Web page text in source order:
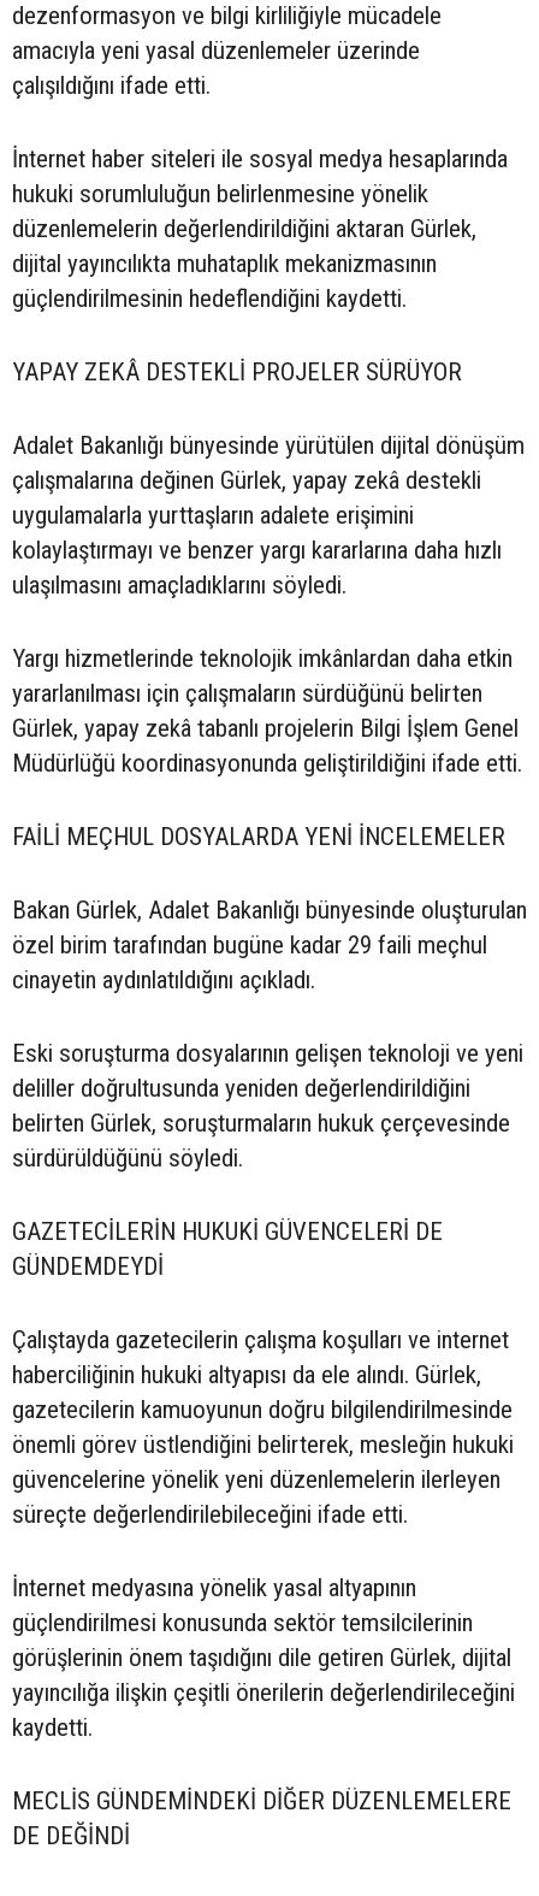
dezenformasyon ve bilgi kirliliğiyle mücadele
amacıyla yeni yasal düzenlemeler üzerinde
çalışıldığını ifade etti.
İnternet haber siteleri ile sosyal medya hesaplarında
hukuki sorumluluğun belirlenmesine yönelik
düzenlemelerin değerlendirildiğini aktaran Gürlek,
dijital yayıncılıkta muhataplık mekanizmasının
güçlendirilmesinin hedeflendiğini kaydetti.
YAPAY ZEKÂ DESTEKLİ PROJELER SÜRÜYOR
Adalet Bakanlığı bünyesinde yürütülen dijital dönüşüm
çalışmalarına değinen Gürlek, yapay zekâ destekli
uygulamalarla yurttaşların adalete erişimini
kolaylaştırmayı ve benzer yargı kararlarına daha hızlı
ulaşılmasını amaçladıklarını söyledi.
Yargı hizmetlerinde teknolojik imkânlardan daha etkin
yararlanılması için çalışmaların sürdüğünü belirten
Gürlek, yapay zekâ tabanlı projelerin Bilgi İşlem Genel
Müdürlüğü koordinasyonunda geliştirildiğini ifade etti.
FAİLİ MEÇHUL DOSYALARDA YENİ İNCELEMELER
Bakan Gürlek, Adalet Bakanlığı bünyesinde oluşturulan
özel birim tarafından bugüne kadar 29 faili meçhul
cinayetin aydınlatıldığını açıkladı.
Eski soruşturma dosyalarının gelişen teknoloji ve yeni
deliller doğrultusunda yeniden değerlendirildiğini
belirten Gürlek, soruşturmaların hukuk çerçevesinde
sürdürüldüğünü söyledi.
GAZETECİLERİN HUKUKİ GÜVENCELERİ DE
GÜNDEMDEYDİ
Çalıştayda gazetecilerin çalışma koşulları ve internet
haberciliğinin hukuki altyapısı da ele alındı. Gürlek,
gazetecilerin kamuoyunun doğru bilgilendirilmesinde
önemli görev üstlendiğini belirterek, mesleğin hukuki
güvencelerine yönelik yeni düzenlemelerin ilerleyen
süreçte değerlendirilebileceğini ifade etti.
İnternet medyasına yönelik yasal altyapının
güçlendirilmesi konusunda sektör temsilcilerinin
görüşlerinin önem taşıdığını dile getiren Gürlek, dijital
yayıncılığa ilişkin çeşitli önerilerin değerlendirileceğini
kaydetti.
MECLİS GÜNDEMİNDEKİ DİĞER DÜZENLEMELERE
DE DEĞİNDİ